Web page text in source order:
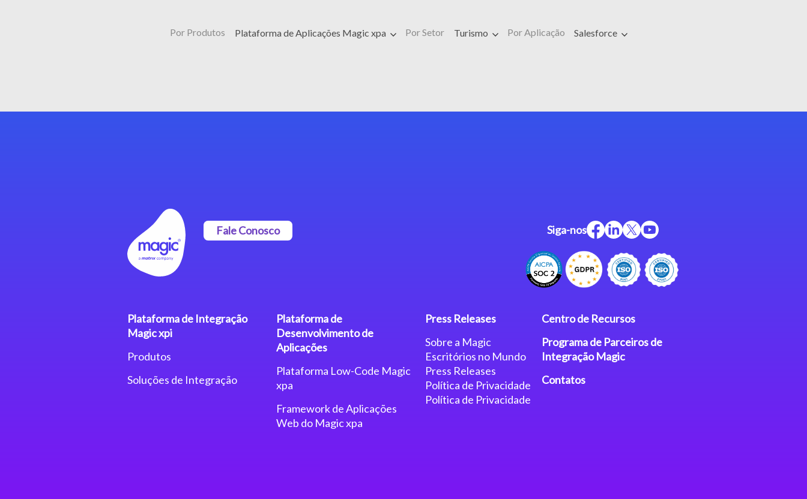
Por Produtos Plataforma de Aplicações Magic xpa Por Setor Turismo Por Aplicação Salesforce
Fale Conosco Siga-nos
Plataforma de Integração
Magic xpi
Produtos
Soluções de Integração
Plataforma de
Desenvolvimento de
Aplicações
Plataforma Low-Code Magic
xpa
Framework de Aplicações
Web do Magic xpa
Press Releases
Sobre a Magic
Escritórios no Mundo
Press Releases
Política de Privacidade
Política de Privacidade
Centro de Recursos
Programa de Parceiros de
Integração Magic
Contatos